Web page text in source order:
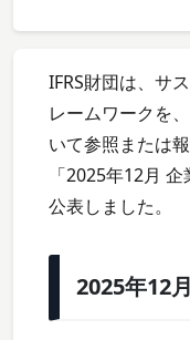
IFRS財団は、サ
レームワークを
いて参照または
「2025年12月
公表しました。
2025年12